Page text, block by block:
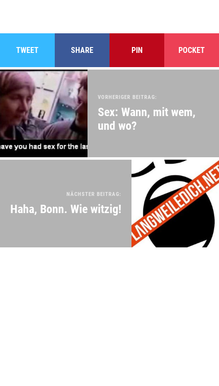
TWEET SHARE PIN POCKET
VORHERIGER BEITRAG:
Sex: Wann, mit wem,
und wo?
NÄCHSTER BEITRAG:
Haha, Bonn. Wie witzig!